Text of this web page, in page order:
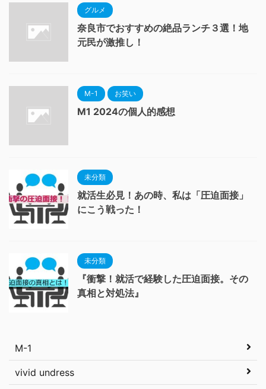
グルメ
奈良市でおすすめの絶品ランチ３選！地
元民が激推し！
M-1 お笑い
M1 2024の個人的感想
未分類
就活生必見！あの時、私は「圧迫面接」
にこう戦った！
未分類
『衝撃！就活で経験した圧迫面接。その
真相と対処法』
M-1
vivid undress